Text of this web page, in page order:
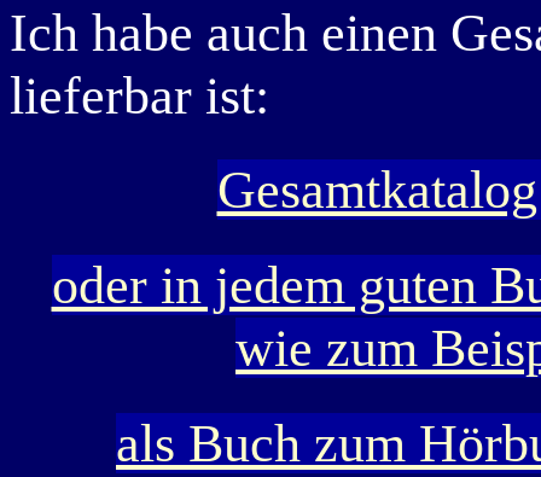
Ich habe auch einen
lieferbar ist:
oder in jedem guten
wie zum
als Buch zum